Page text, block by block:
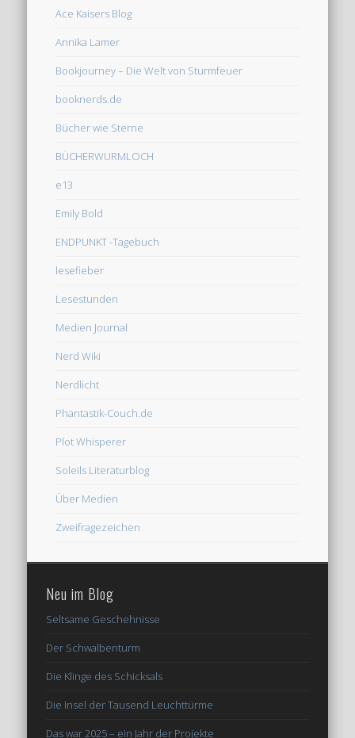
Ace Kaisers Blog
Annika Lamer
Bookjourney – Die Welt von Sturmfeuer
booknerds.de
Bücher wie Sterne
BÜCHERWURMLOCH
e13
Emily Bold
ENDPUNKT -Tagebuch
lesefieber
Lesestunden
Medien Journal
Nerd Wiki
Nerdlicht
Phantastik-Couch.de
Plot Whisperer
Soleils Literaturblog
Über Medien
Zweifragezeichen
Neu im Blog
Seltsame Geschehnisse
Der Schwalbenturm
Die Klinge des Schicksals
Die Insel der Tausend Leuchttürme
Das war 2025 – ein Jahr der Projekte